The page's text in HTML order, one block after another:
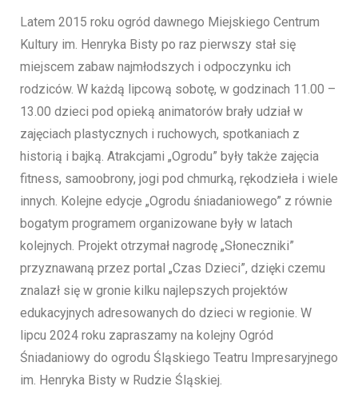
Latem 2015 roku ogród dawnego Miejskiego Centrum
Kultury im. Henryka Bisty po raz pierwszy stał się
miejscem zabaw najmłodszych i odpoczynku ich
rodziców. W każdą lipcową sobotę, w godzinach 11.00 –
13.00 dzieci pod opieką animatorów brały udział w
zajęciach plastycznych i ruchowych, spotkaniach z
historią i bajką. Atrakcjami „Ogrodu” były także zajęcia
fitness, samoobrony, jogi pod chmurką, rękodzieła i wiele
innych. Kolejne edycje „Ogrodu śniadaniowego” z równie
bogatym programem organizowane były w latach
kolejnych. Projekt otrzymał nagrodę „Słoneczniki”
przyznawaną przez portal „Czas Dzieci”, dzięki czemu
znalazł się w gronie kilku najlepszych projektów
edukacyjnych adresowanych do dzieci w regionie. W
lipcu 2024 roku zapraszamy na kolejny Ogród
Śniadaniowy do ogrodu Śląskiego Teatru Impresaryjnego
im. Henryka Bisty w Rudzie Śląskiej.